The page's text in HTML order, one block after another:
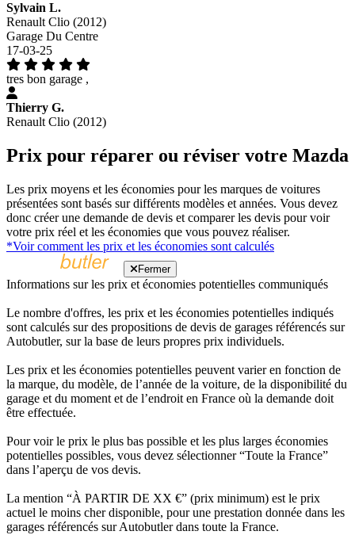
Sylvain L.
Renault Clio (2012)
Garage Du Centre
17-03-25
tres bon garage ,
Thierry G.
Renault Clio (2012)
Prix pour réparer ou réviser votre Mazda
Les prix moyens et les économies pour les marques de voitures
présentées sont basés sur différents modèles et années. Vous devez
donc créer une demande de devis et comparer les devis pour voir
votre prix réel et les économies que vous pouvez réaliser.
*Voir comment les prix et les économies sont calculés
Fermer
Informations sur les prix et économies potentielles communiqués
Le nombre d'offres, les prix et les économies potentielles indiqués
sont calculés sur des propositions de devis de garages référencés sur
Autobutler, sur la base de leurs propres prix individuels.
Les prix et les économies potentielles peuvent varier en fonction de
la marque, du modèle, de l’année de la voiture, de la disponibilité du
garage et du moment et de l’endroit en France où la demande doit
être effectuée.
Pour voir le prix le plus bas possible et les plus larges économies
potentielles possibles, vous devez sélectionner “Toute la France”
dans l’aperçu de vos devis.
La mention “À PARTIR DE XX €” (prix minimum) est le prix
actuel le moins cher disponible, pour une prestation donnée dans les
garages référencés sur Autobutler dans toute la France.